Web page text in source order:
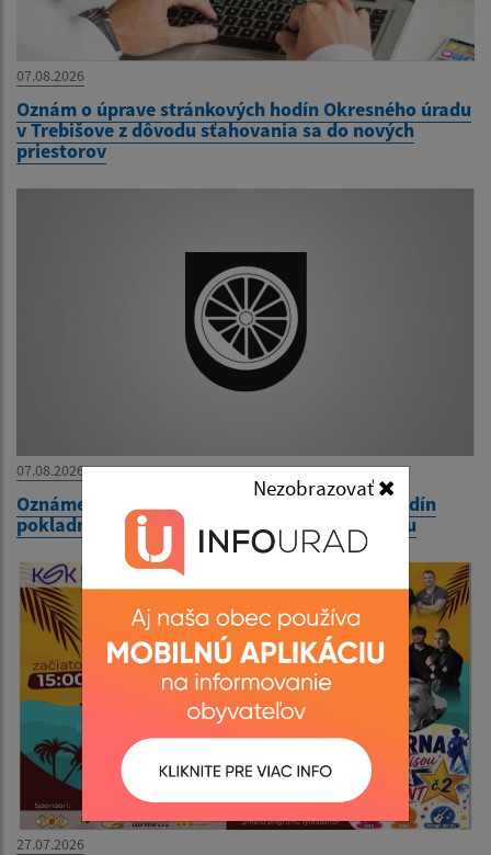
07.08.2026
Oznám o úprave stránkových hodín Okresného úradu
v Trebišove z dôvodu sťahovania sa do nových
priestorov
07.08.2026
Oznámenie o dočasnej úprave stránkových hodín
pokladne Mestského úradu v Čiernej nad Tisou
27.07.2026
Nezobrazovať